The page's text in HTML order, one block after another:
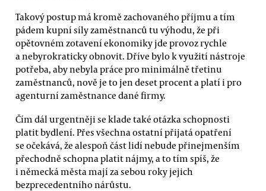
Takový postup má kromě zachovaného příjmu a tím
pádem kupní síly zaměstnanců tu výhodu, že při
opětovném zotavení ekonomiky jde provoz rychle
a nebyrokraticky obnovit. Dříve bylo k využití nástroje
potřeba, aby nebyla práce pro minimálně třetinu
zaměstnanců, nově je to jen deset procent a platí i pro
agenturní zaměstnance dané firmy.
Čím dál urgentněji se klade také otázka schopnosti
platit bydlení. Přes všechna ostatní přijatá opatření
se očekává, že alespoň část lidí nebude přinejmenším
přechodně schopna platit nájmy, a to tím spíš, že
i německá města mají za sebou roky jejich
bezprecedentního nárůstu.